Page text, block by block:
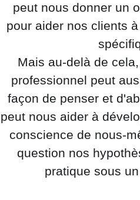
peut nous donner un
pour aider nos clients
Mais au-delà de
professionnel peut
façon de penser et
peut nous aider à
conscience de nous-
question nos
pratique sous